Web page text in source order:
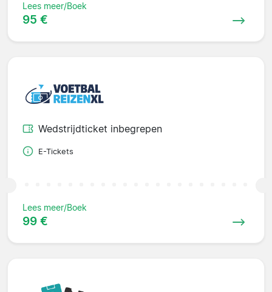
Lees meer/Boek
95 €
Wedstrijdticket inbegrepen
E-Tickets
Lees meer/Boek
99 €